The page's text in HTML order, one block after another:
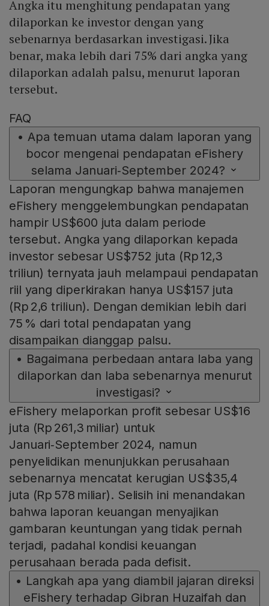
Angka itu menghitung pendapatan yang
dilaporkan ke investor dengan yang
sebenarnya berdasarkan investigasi. Jika
benar, maka lebih dari 75% dari angka yang
dilaporkan adalah palsu, menurut laporan
tersebut.
FAQ
• Apa temuan utama dalam laporan yang
bocor mengenai pendapatan eFishery
selama Januari‑September 2024?
Laporan mengungkap bahwa manajemen
eFishery menggelembungkan pendapatan
hampir US$600 juta dalam periode
tersebut. Angka yang dilaporkan kepada
investor sebesar US$752 juta (Rp 12,3
triliun) ternyata jauh melampaui pendapatan
riil yang diperkirakan hanya US$157 juta
(Rp 2,6 triliun). Dengan demikian lebih dari
75 % dari total pendapatan yang
disampaikan dianggap palsu.
• Bagaimana perbedaan antara laba yang
dilaporkan dan laba sebenarnya menurut
investigasi?
eFishery melaporkan profit sebesar US$16
juta (Rp 261,3 miliar) untuk
Januari‑September 2024, namun
penyelidikan menunjukkan perusahaan
sebenarnya mencatat kerugian US$35,4
juta (Rp 578 miliar). Selisih ini menandakan
bahwa laporan keuangan menyajikan
gambaran keuntungan yang tidak pernah
terjadi, padahal kondisi keuangan
perusahaan berada pada defisit.
• Langkah apa yang diambil jajaran direksi
eFishery terhadap Gibran Huzaifah dan